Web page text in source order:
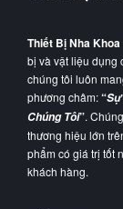
Thiết Bị Nha Khoa
bị và vật liệu dụng
chúng tôi luôn
phương châm:“
Chúng Tôi”.
thương hiệu lớn
phẩm có giá trị tốt
khách hàng.